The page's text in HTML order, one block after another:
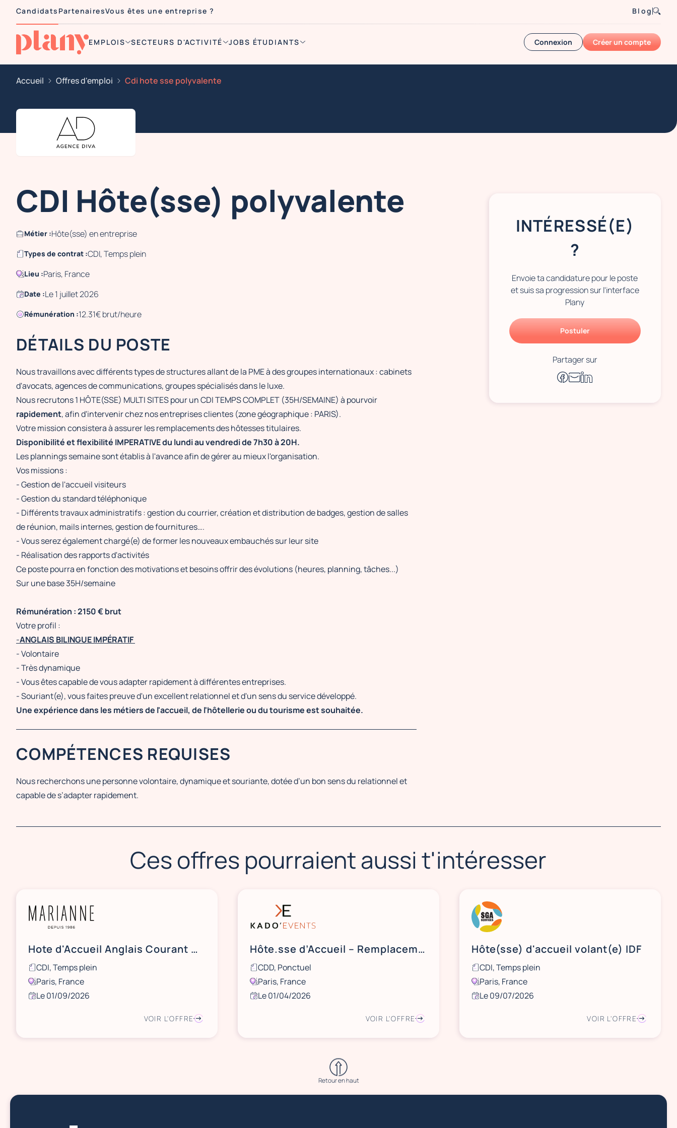
Candidats PartenairesVous êtes une entreprise ? Blog
EMPLOIS SECTEURS D'ACTIVITÉ JOBS ÉTUDIANTS Connexion Créer un compte
Accueil Offres d'emploi Cdi hote sse polyvalente
CDI Hôte(sse) polyvalente
Métier :Hôte(sse) en entreprise
Types de contrat :CDI, Temps plein
Lieu :Paris, France
Date :Le 1 juillet 2026
Rémunération :12.31€ brut/heure
DÉTAILS DU POSTE
Nous travaillons avec différents types de structures allant de la PME à des groupes internationaux : cabinets
d'avocats, agences de communications, groupes spécialisés dans le luxe.
Nous recrutons 1 HÔTE(SSE) MULTI SITES pour un CDI TEMPS COMPLET (35H/SEMAINE) à pourvoir
rapidement, afin d'intervenir chez nos entreprises clientes (zone géographique : PARIS).
Votre mission consistera à assurer les remplacements des hôtesses titulaires.
Disponibilité et flexibilité IMPERATIVE du lundi au vendredi de 7h30 à 20H.
Les plannings semaine sont établis à l'avance afin de gérer au mieux l'organisation.
Vos missions :
- Gestion de l'accueil visiteurs
- Gestion du standard téléphonique
- Différents travaux administratifs : gestion du courrier, création et distribution de badges, gestion de salles
de réunion, mails internes, gestion de fournitures….
- Vous serez également chargé(e) de former les nouveaux embauchés sur leur site
- Réalisation des rapports d'activités
Ce poste pourra en fonction des motivations et besoins offrir des évolutions (heures, planning, tâches...)
Sur une base 35H/semaine
Rémunération : 2150 € brut
Votre profil :
-ANGLAIS BILINGUE IMPÉRATIF
- Volontaire
- Très dynamique
- Vous êtes capable de vous adapter rapidement à différentes entreprises.
- Souriant(e), vous faites preuve d'un excellent relationnel et d'un sens du service développé.
Une expérience dans les métiers de l'accueil, de l'hôtellerie ou du tourisme est souhaitée.
COMPÉTENCES REQUISES
Nous recherchons une personne volontaire, dynamique et souriante, dotée d’un bon sens du relationnel et
capable de s’adapter rapidement.
INTÉRESSÉ(E)
?
Envoie ta candidature pour le poste
et suis sa progression sur l'interface
Plany
Postuler
Partager sur
Ces offres pourraient aussi t'intéresser
Hote d'Accueil Anglais Courant H/F - CDI 35H
CDI, Temps plein
Paris, France
Le 01/09/2026
VOIR L'OFFRE
Hôte.sse d’Accueil – Remplacements Ponctuels
CDD, Ponctuel
Paris, France
Le 01/04/2026
VOIR L'OFFRE
Hôte(sse) d'accueil volant(e) IDF
CDI, Temps plein
Paris, France
Le 09/07/2026
VOIR L'OFFRE
Retour en haut